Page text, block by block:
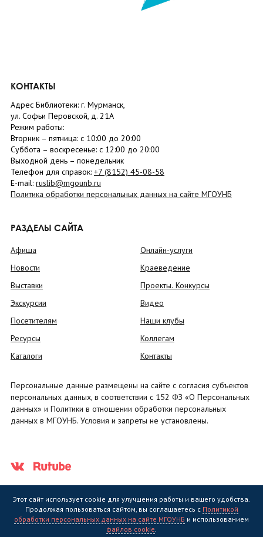
КОНТАКТЫ
Адрес Библиотеки: г. Мурманск,
ул. Софьи Перовской, д. 21А
Режим работы:
Вторник – пятница: с 10:00 до 20:00
Суббота – воскресенье: c 12:00 до 20:00
Выходной день – понедельник
Телефон для справок: +7 (8152) 45-08-58
E-mail: ruslib@mgounb.ru
Политика обработки персональных данных на сайте МГОУНБ
РАЗДЕЛЫ САЙТА
Афиша
Новости
Выставки
Экскурсии
Посетителям
Ресурсы
Каталоги
Онлайн-услуги
Краеведение
Проекты. Конкурсы
Видео
Наши клубы
Коллегам
Контакты
Персональные данные размещены на сайте с согласия субъектов
персональных данных, в соответствии с 152 ФЗ «О Персональных
данных» и Политики в отношении обработки персональных
данных в МГОУНБ. Условия и запреты не установлены.
Государственное областное бюджетное учреждение культуры
Этот сайт использует cookie для улучшения работы и вашего удобства.
Продолжая пользоваться сайтом, вы соглашаетесь с Политикой
обработки персональных данных на сайте МГОУНБ и использованием
файлов cookie.